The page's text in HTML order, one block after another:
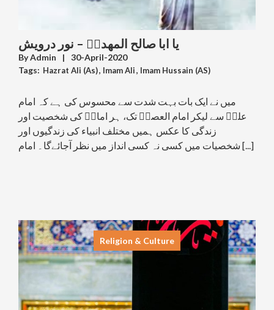
یا ابا صالح المھدیؑ – نور درویش
ByAdmin |
30-April-2020
Tags: Hazrat Ali (As), Imam Ali, Imam Hussain (AS)
Radicalism
,Sectarianism ,Shia Genocide & Persecution
Takfiri Deobandis & Wahhabi Salafis & Khawarij
میں نے ایک بات بہت شدت سے محسوس کی ہے کہ امام
علیؑ سے لیکر امام العصرؑ تک، ہر امامؑ کی شخصیت اور
زندگی کا عکس ہمیں مختلف انبیاء کی زندگیوں اور
شخصیات میں کسی نہ کسی انداز میں نظر آجائےگا۔ امام [...]
Religion & Culture